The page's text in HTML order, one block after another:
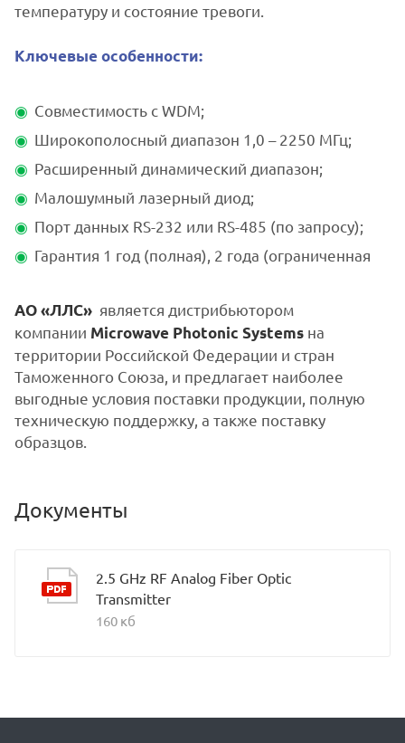
температуру и состояние тревоги.
Ключевые особенности:
Совместимость с WDM;
Широкополосный диапазон 1,0 – 2250 МГц;
Расширенный динамический диапазон;
Малошумный лазерный диод;
Порт данных RS-232 или RS-485 (по запросу);
Гарантия 1 год (полная), 2 года (ограниченная
АО «ЛЛС» является дистрибьютором
компании Microwave Photonic Systems на
территории Российской Федерации и стран
Таможенного Союза, и предлагает наиболее
выгодные условия поставки продукции, полную
техническую поддержку, а также поставку
образцов.
Документы
2.5 GHz RF Analog Fiber Optic
Transmitter
160 кб